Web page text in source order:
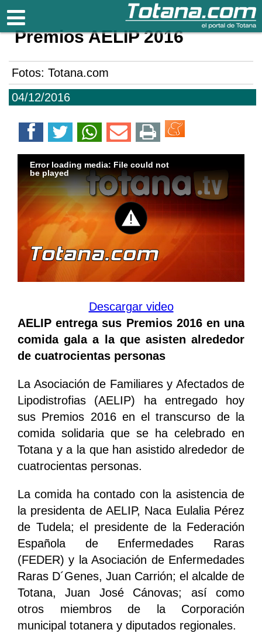
Totana.com
04/12/2016
Premios AELIP 2016
Fotos: Totana.com
Error loading media: File could not
be played
Descargar video
AELIP entrega sus Premios 2016 en una
comida gala a la que asisten alrededor
de cuatrocientas personas
La Asociación de Familiares y Afectados de
Lipodistrofias (AELIP) ha entregado hoy
sus Premios 2016 en el transcurso de la
comida solidaria que se ha celebrado en
Totana y a la que han asistido alrededor de
cuatrocientas personas.
La comida ha contado con la asistencia de
la presidenta de AELIP, Naca Eulalia Pérez
de Tudela; el presidente de la Federación
Española de Enfermedades Raras
(FEDER) y la Asociación de Enfermedades
Raras D´Genes, Juan Carrión; el alcalde de
Totana, Juan José Cánovas; así como
otros miembros de la Corporación
municipal totanera y diputados regionales.